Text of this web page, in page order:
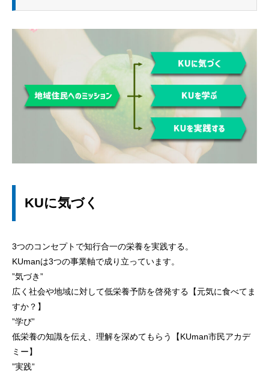
KUに気づく
3つのコンセプトで知行合一の栄養を実践する。
KUmanは3つの事業軸で成り立っています。
”気づき”
広く社会や地域に対して低栄養予防を啓発する【元気に食べてま
すか？】
”学び”
低栄養の知識を伝え、理解を深めてもらう【KUman市民アカデ
ミー】
”実践”